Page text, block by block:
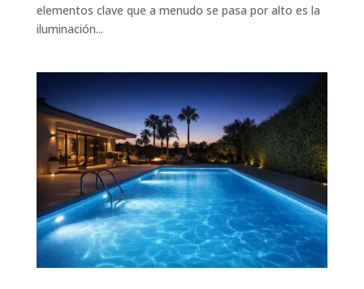
elementos clave que a menudo se pasa por alto es la
iluminación...